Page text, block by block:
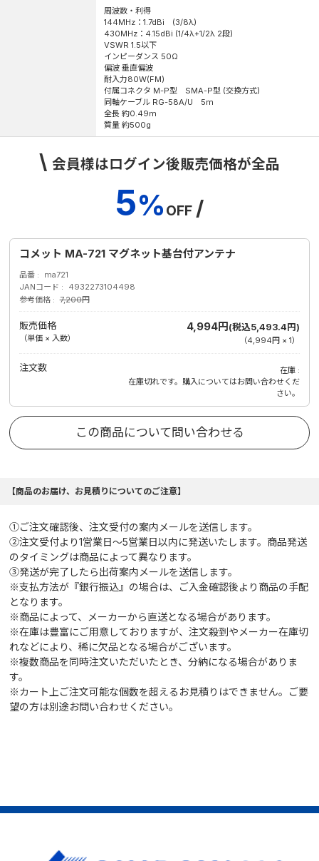
周波数・利得
144MHz：1.7dBi (3/8λ)
430MHz：4.15dBi (1/4λ+1/2λ 2段)
VSWR 1.5以下
インピーダンス 50Ω
偏波 垂直偏波
耐入力80W(FM)
付属コネクタ M-P型 SMA-P型 (交換方式)
同軸ケーブル RG-58A/U 5m
全長 約0.49m
質量 約500g
\ 会員様はログイン後販売価格が全品
5% OFF /
コメット MA-721 マグネット基台付アンテナ
品番
ma721
JANコード
4932273104498
参考価格
7,200円
販売価格
（単価 × 入数）
4,994円 (税込5,493.4円)
（4,994円 × 1）
注文数
在庫
在庫切れです。購入についてはお問い合わせくだ
さい。
この商品について問い合わせる
【商品のお届け、お見積りについてのご注意】
①ご注文確認後、注文受付の案内メールを送信します。
②注文受付より1営業日～5営業日以内に発送いたします。商品発送
のタイミングは商品によって異なります。
③発送が完了したら出荷案内メールを送信します。
※支払方法が『銀行振込』の場合は、ご入金確認後より商品の手配
となります。
※商品によって、メーカーから直送となる場合があります。
※在庫は豊富にご用意しておりますが、注文殺到やメーカー在庫切
れなどにより、稀に欠品となる場合がございます。
※複数商品を同時注文いただいたとき、分納になる場合がありま
す。
※カート上ご注文可能な個数を超えるお見積りはできません。ご要
望の方は別途お問い合わせください。